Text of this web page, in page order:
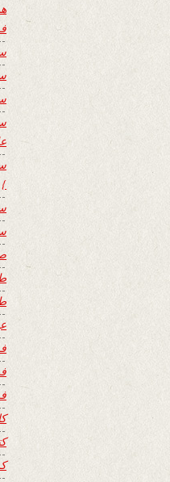
}